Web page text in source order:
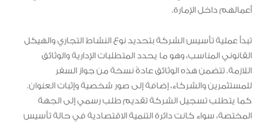
أعمالهم داخل الإمارة.
تبدأ عملية تأسيس الشركة بتحديد نوع النشاط التجاري والهيكل
القانوني المناسب، وهو ما يحدد المتطلبات الإدارية والوثائق
اللازمة. تتضمن هذه الوثائق عادةً نسخة من جواز السفر
للمستثمرين والشركاء، إضافة إلى صور شخصية وإثبات العنوان.
كما يتطلب تسجيل الشركة تقديم طلب رسمي إلى الجهة
المختصة، سواء كانت دائرة التنمية الاقتصادية في حالة تأسيس